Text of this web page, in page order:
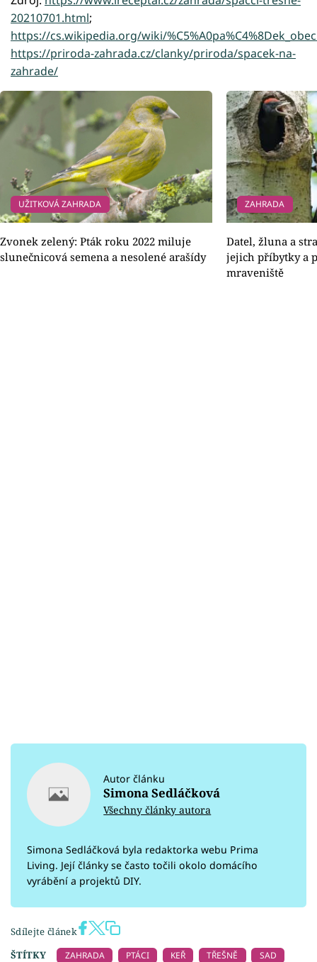
20210701.html;
https://cs.wikipedia.org/wiki/
https://priroda-zahrada.cz/clanky/priroda/spacek-na-
zahrade/
UŽITKOVÁ ZAHRADA
Zvonek zelený: Pták roku 2022 miluje
slunečnicová semena a nesolené arašídy
ZAHRADA
Datel, žluna a
jejich příbytky a
mraveniště
Autor článku
Simona Sedláčková
Všechny články autora
Simona Sedláčková byla redaktorka webu Prima
Living. Její články se často točili okolo domácího
vyrábění a projektů DIY.
Sdílejte článek
ŠTÍTKY
ZAHRADA PTÁCI KEŘ TŘEŠNĚ
SAD